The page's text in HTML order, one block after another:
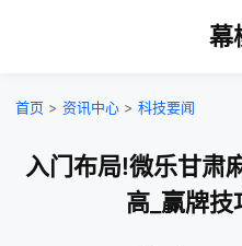
幕
首页 > 资讯中心 > 科技要闻
入门布局!微乐甘肃
高_赢牌